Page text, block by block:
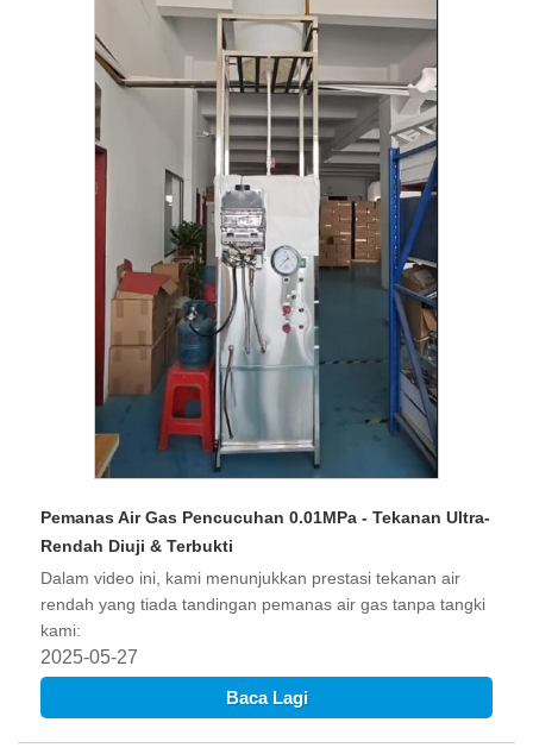
Pemanas Air Gas Pencucuhan 0.01MPa - Tekanan Ultra-
Rendah Diuji & Terbukti
Dalam video ini, kami menunjukkan prestasi tekanan air
rendah yang tiada tandingan pemanas air gas tanpa tangki
kami:
2025-05-27
Baca Lagi